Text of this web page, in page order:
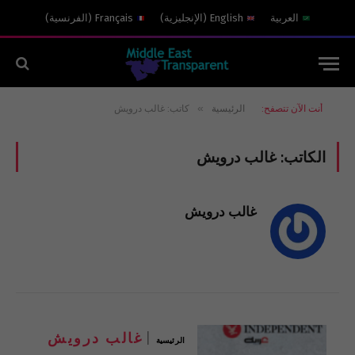
العربية English
( الإنجليزية)
Français
( الفرنسية)
أنت الآن تتصفح: الرئيسية » كاتب: غالب درويش
الكاتب: غالب درويش
غالب درويش
الرئيسية غالب درويش